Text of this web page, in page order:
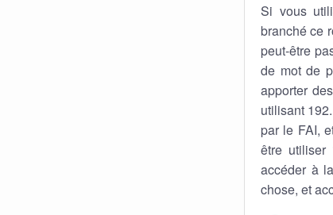
Si vous
branché ce
peut-être
de mot de
apporter
utilisant
par le FAI,
être utiliser
accéder à
chose, et